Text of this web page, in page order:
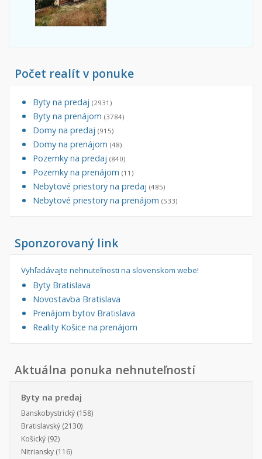
Počet realít v ponuke
Byty na predaj (2931)
Byty na prenájom (3784)
Domy na predaj (915)
Domy na prenájom (48)
Pozemky na predaj (840)
Pozemky na prenájom (11)
Nebytové priestory na predaj (485)
Nebytové priestory na prenájom (533)
Sponzorovaný link
Vyhľadávajte nehnuteľnosti na slovenskom webe!
Byty Bratislava
Novostavba Bratislava
Prenájom bytov Bratislava
Reality Košice na prenájom
Aktuálna ponuka nehnuteľností
Byty na predaj
Banskobystrický (158)
Bratislavský (2130)
Košický (92)
Nitriansky (116)